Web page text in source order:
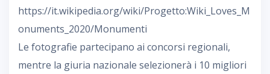
https://it.wikipedia.org/wiki/Progetto:Wiki_Loves_M
onuments_2020/Monumenti
Le fotografie partecipano ai concorsi regionali,
mentre la giuria nazionale selezionerà i 10 migliori